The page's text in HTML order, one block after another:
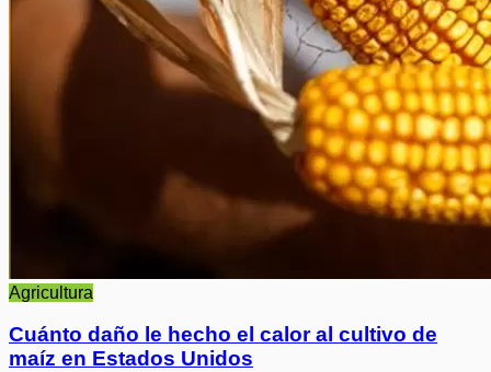
Agricultura
Cuánto daño le hecho el calor al cultivo de
maíz en Estados Unidos